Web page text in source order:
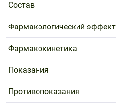
Состав
Фармакологический эффект
Фармакокинетика
Показания
Противопоказания